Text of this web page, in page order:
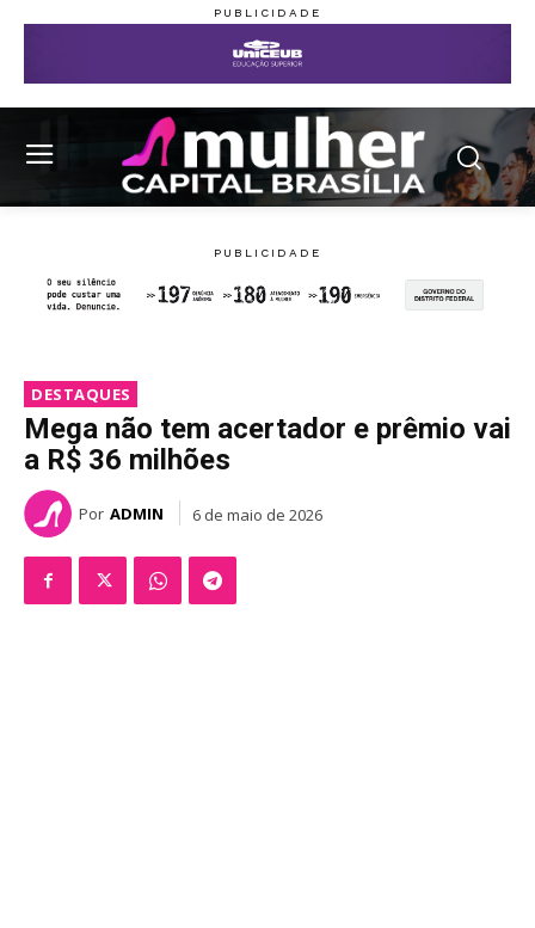
DESTAQUES
Mega não tem acertador e prêmio vai
a R$ 36 milhões
Por ADMIN 6 de maio de 2026